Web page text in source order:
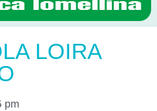
LOIRA
pm